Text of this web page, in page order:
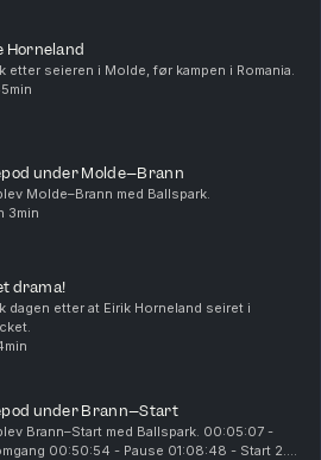
Horneland
etter seieren i Molde, før kampen i Romania.
under Molde–Brann
Molde–Brann med Ballspark.
3min
drama!
dagen etter at Eirik Horneland seiret i
under Brann–Start
Brann–Start med Ballspark. 00:05:07 -
00:50:54 - Pause 01:08:48 - Start 2.